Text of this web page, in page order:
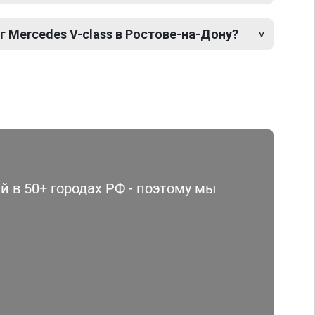
Mercedes V-class в Ростове-на-Дону?
в 50+ городах РФ - поэтому мы